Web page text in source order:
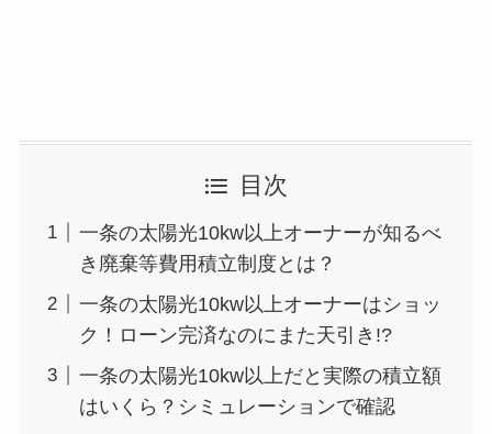
目次
一条の太陽光10kw以上オーナーが知るべ
き廃棄等費用積立制度とは？
一条の太陽光10kw以上オーナーはショッ
ク！ローン完済なのにまた天引き!?
一条の太陽光10kw以上だと実際の積立額
はいくら？シミュレーションで確認